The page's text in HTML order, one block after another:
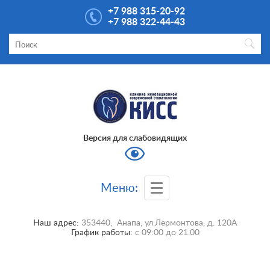
+7 988 315-20-92
+7 988 322-44-43
Версия для слабовидящих
Меню:
Наш адрес: 353440, Анапа, ул.Лермонтова, д. 120А
График работы: с 09:00до 21.00